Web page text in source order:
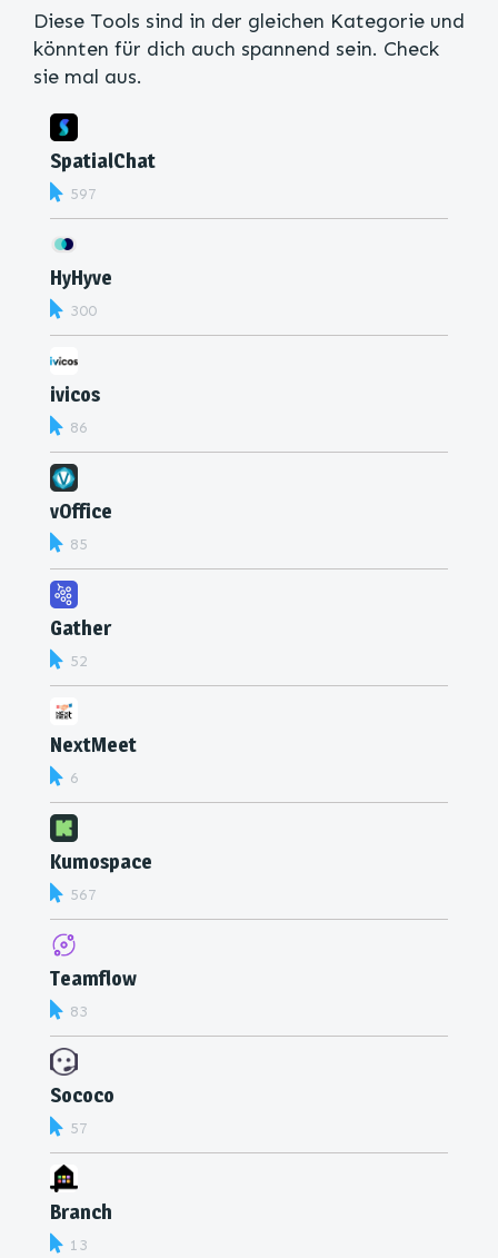
Diese Tools sind in der gleichen Kategorie und
könnten für dich auch spannend sein. Check
sie mal aus.
SpatialChat
597
HyHyve
300
ivicos
86
vOffice
85
Gather
52
NextMeet
6
Kumospace
567
Teamflow
83
Sococo
57
Branch
13